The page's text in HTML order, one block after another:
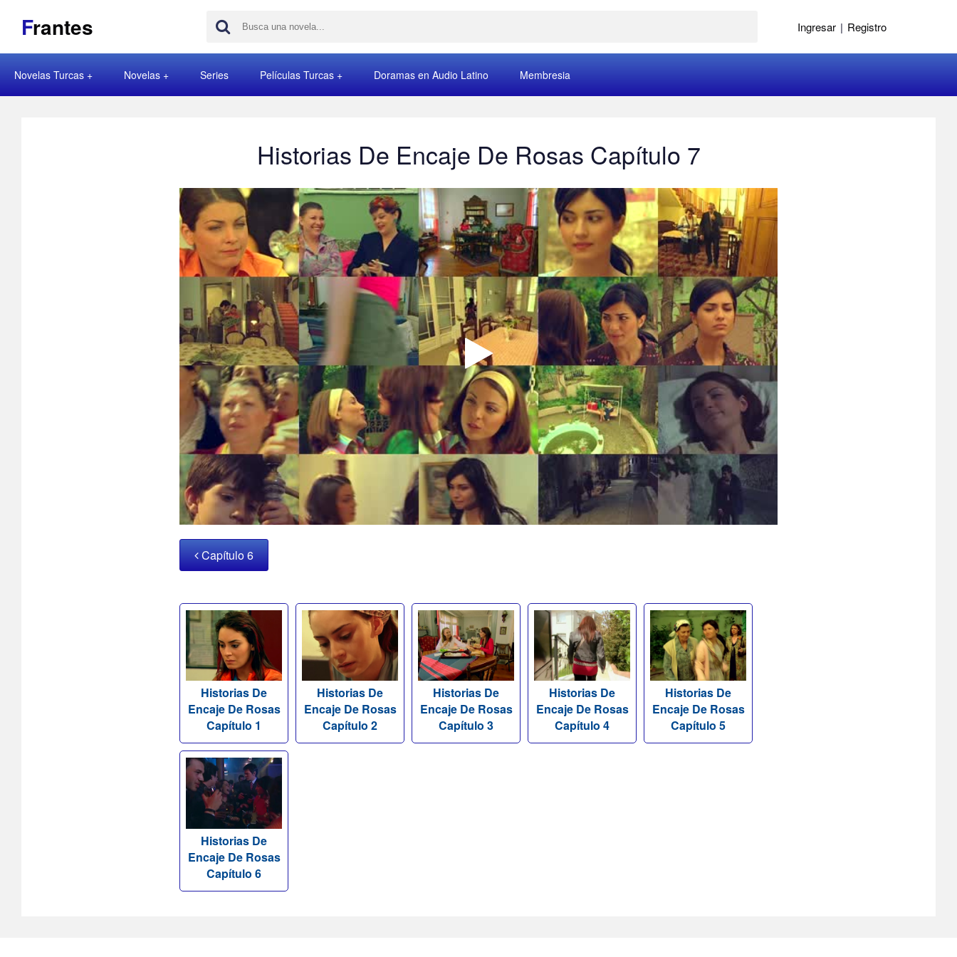
Frantes Ingresar | Registro
Novelas Turcas Novelas Series Películas Turcas Doramas en Audio Latino Membresia
Historias De Encaje De Rosas Capítulo 7
Capítulo 6
Historias De
Encaje De Rosas
Capítulo 1
Historias De
Encaje De Rosas
Capítulo 2
Historias De
Encaje De Rosas
Capítulo 3
Historias De
Encaje De Rosas
Capítulo 4
Historias De
Encaje De Rosas
Capítulo 5
Historias De
Encaje De Rosas
Capítulo 6